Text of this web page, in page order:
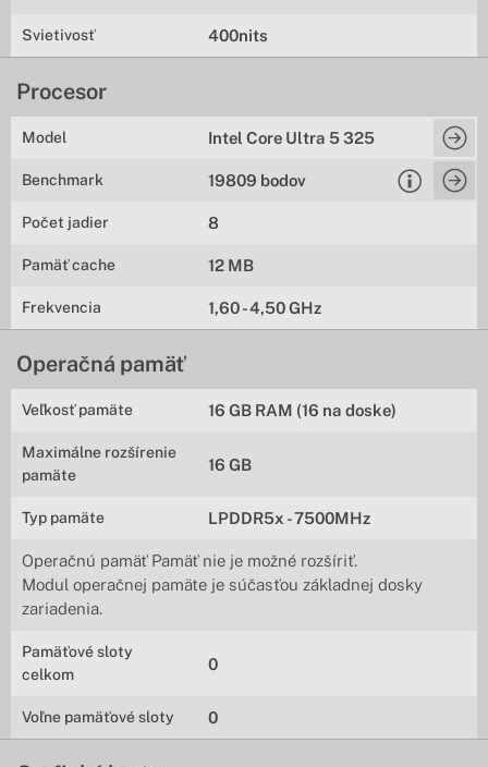
Svietivosť 400nits
Procesor
Model Intel Core Ultra 5 325
Benchmark 19809 bodov
Počet jadier 8
Pamäť cache 12 MB
Frekvencia 1,60 - 4,50 GHz
Operačná pamäť
Veľkosť pamäte 16 GB RAM (16 na doske)
Maximálne rozšírenie
pamäte
16 GB
Typ pamäte LPDDR5x - 7500MHz
Operačnú pamäť Pamäť nie je možné rozšíriť.
Modul operačnej pamäte je súčasťou základnej dosky
zariadenia.
Pamäťové sloty
celkom
0
Voľne pamäťové sloty 0